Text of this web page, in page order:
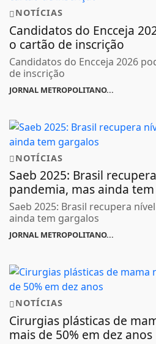
NOTÍCIAS
Candidatos do Encceja
o cartão de inscrição
Candidatos do Encceja 2026
de inscrição
JORNAL METROPOLITANO...
NOTÍCIAS
Saeb 2025: Brasil
pandemia, mas ainda
Saeb 2025: Brasil recupera
ainda tem gargalos
JORNAL METROPOLITANO...
NOTÍCIAS
Cirurgias plásticas de
mais de 50% em dez anos